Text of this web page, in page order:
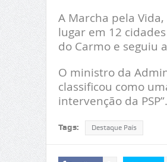
A Marcha pela
lugar em 12
do Carmo e seguiu
O ministro da
classificou como
intervenção da PSP”.
Tags: Destaque País